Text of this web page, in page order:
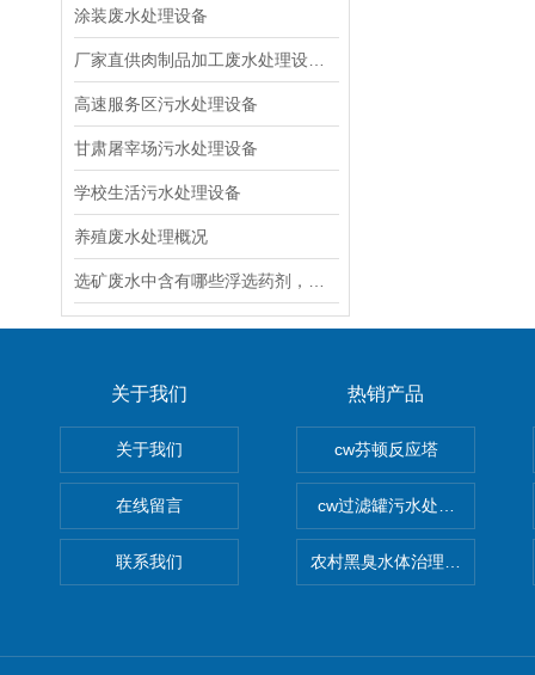
涂装废水处理设备
高速服务区污水处理设备
甘肃屠宰场污水处理设备
学校生活污水处理设备
养殖废水处理概况
关于我们
关于我们
在线留言
联系我们
热销产品
cw芬顿反应塔
cw过滤罐污水处理设备 多介
农村黑臭水体治理设备